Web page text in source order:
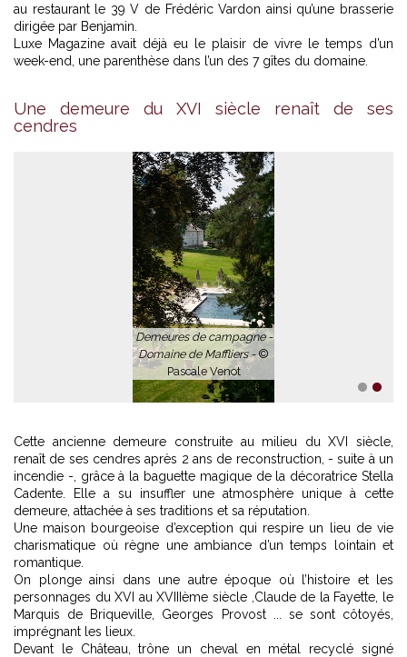
au restaurant le 39 V de Frédéric Vardon ainsi qu’une brasserie
dirigée par Benjamin.
Luxe Magazine avait déjà eu le plaisir de vivre le temps d’un
week-end, une parenthèse dans l’un des 7 gîtes du domaine.
Une demeure du XVI siècle renaît de ses
cendresAu château du Domaine de Maffliers -
Cette ancienne demeure construite au milieu du XVI siècle,
renaît de ses cendres après 2 ans de reconstruction, - suite à un
incendie -, grâce à la baguette magique de la décoratrice Stella
Cadente. Elle a su insuffler une atmosphère unique à cette
demeure, attachée à ses traditions et sa réputation.
Une maison bourgeoise d’exception qui respire un lieu de vie
charismatique où règne une ambiance d’un temps lointain et
romantique.
On plonge ainsi dans une autre époque où l’histoire et les
personnages du XVI au XVIIIème siècle ,Claude de la Fayette, le
Marquis de Briqueville, Georges Provost ... se sont côtoyés,
imprégnant les lieux.
Devant le Château, trône un cheval en métal recyclé signé